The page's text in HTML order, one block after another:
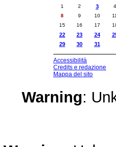
1
2 3 4
8
9 10 11
15
16 17
22
23 24
29
30 31
Accessibilità
Credits e redazione
Mappa del sito
Warning: